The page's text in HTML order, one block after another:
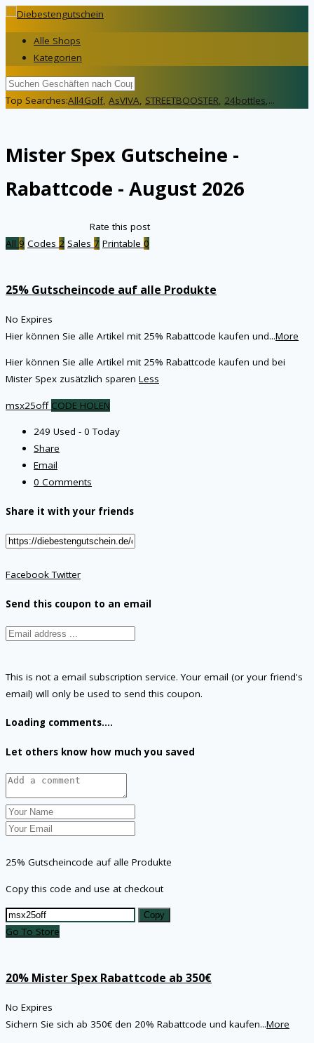
Alle Shops
Kategorien
Top Searches:All4Golf, AsVIVA, STREETBOOSTER, 24bottles,...
Mister Spex Gutscheine -
Rabattcode - August 2026
Rate this post
All 9 Codes 2 Sales 7 Printable 0
25% Gutscheincode auf alle Produkte
No Expires
Hier können Sie alle Artikel mit 25% Rabattcode kaufen und...More
Hier können Sie alle Artikel mit 25% Rabattcode kaufen und bei
Mister Spex zusätzlich sparen Less
msx25off CODE HOLEN
249 Used - 0 Today
Share
Email
0 Comments
Share it with your friends
FacebookTwitter
Send this coupon to an email
This is not a email subscription service. Your email (or your friend's
email) will only be used to send this coupon.
Loading comments....
Let others know how much you saved
25% Gutscheincode auf alle Produkte
Copy this code and use at checkout
Copy
Go To Store
20% Mister Spex Rabattcode ab 350€
No Expires
Sichern Sie sich ab 350€ den 20% Rabattcode und kaufen...More